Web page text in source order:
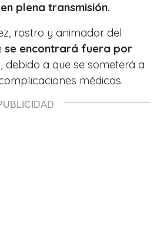
plena transmisión.
rostro y animador del
se encontrará fuera por
debido a que se someterá a
médicas.